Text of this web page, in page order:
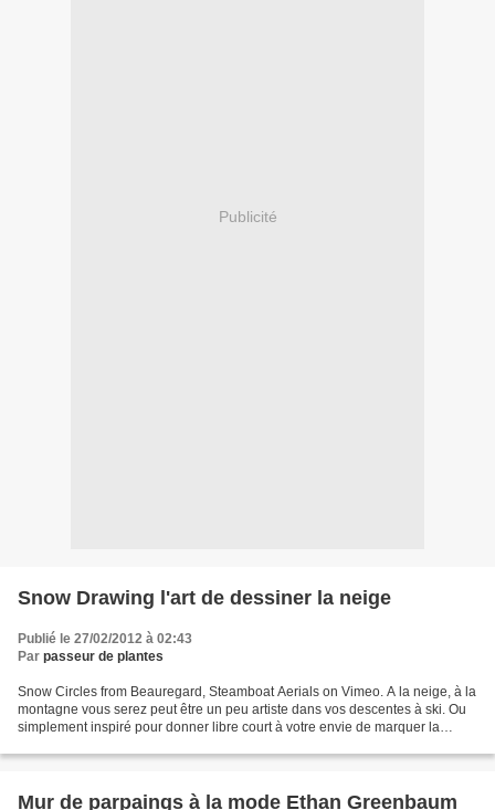
Publicité
Snow Drawing l'art de dessiner la neige
Publié le 27/02/2012 à 02:43
Par passeur de plantes
Snow Circles from Beauregard, Steamboat Aerials on Vimeo. A la neige, à la
montagne vous serez peut être un peu artiste dans vos descentes à ski. Ou
simplement inspiré pour donner libre court à votre envie de marquer la
Mur de parpaings à la mode Ethan Greenbaum